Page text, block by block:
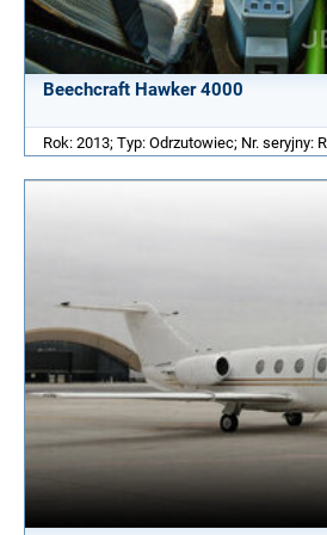
Beechcraft Hawker 4000
Rok: 2013; Typ: Odrzutowiec; Nr. seryjny: